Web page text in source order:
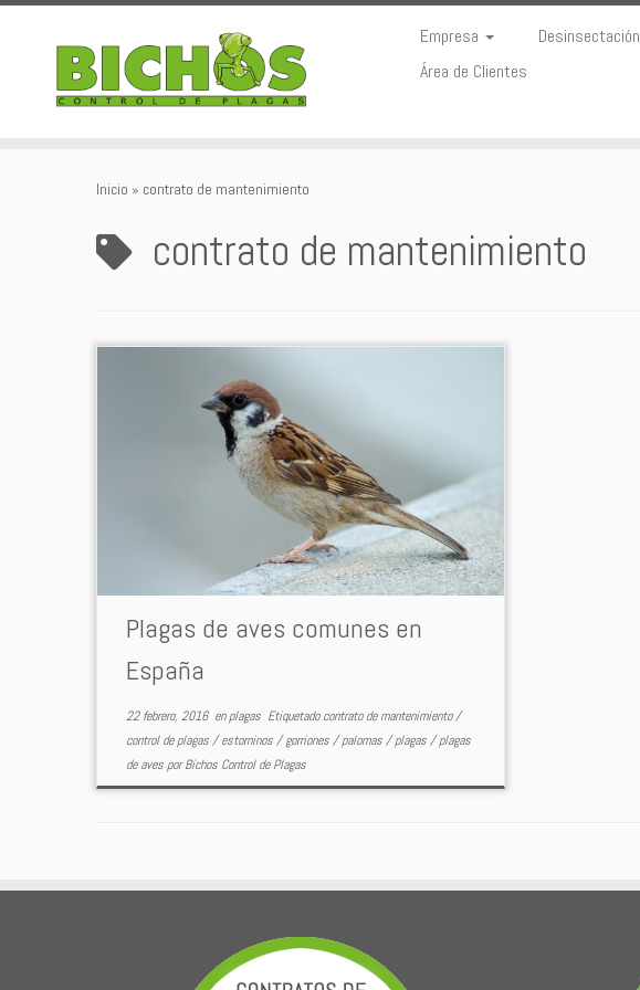
Empresa Desinsectación
Área de Clientes
Inicio » contrato de mantenimiento
contrato de mantenimiento
Plagas de aves comunes en
España
22 febrero, 2016enplagas Etiquetadocontrato de mantenimiento/
control de plagas/estorninos/gorriones/palomas/plagas/plagas
de avesporBichos Control de Plagas